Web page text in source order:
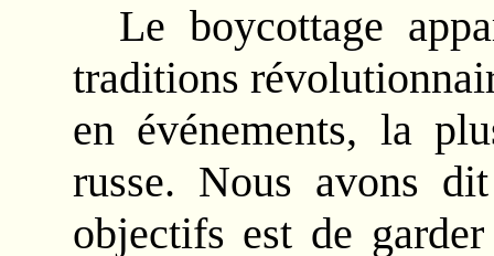
Le boycottage
traditions
en événements, la
russe. Nous avons
objectifs est de